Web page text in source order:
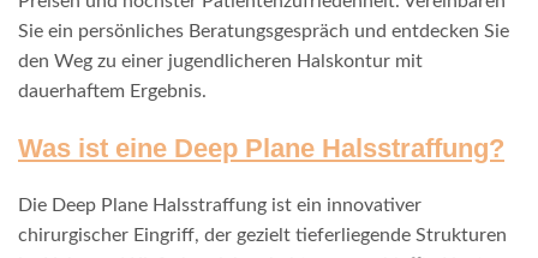
Sie ein persönliches Beratungsgespräch und entdecken Sie
den Weg zu einer jugendlicheren Halskontur mit
dauerhaftem Ergebnis.
Was ist eine Deep Plane Halsstraffung?
Die Deep Plane Halsstraffung ist ein innovativer
chirurgischer Eingriff, der gezielt tieferliegende Strukturen